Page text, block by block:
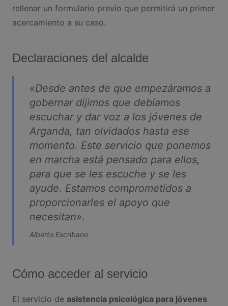
rellenar un formulario previo que permitirá un primer
acercamiento a su caso.
Declaraciones del alcalde
«Desde antes de que empezáramos a
gobernar dijimos que debíamos
escuchar y dar voz a los jóvenes de
Arganda, tan olvidados hasta ese
momento. Este servicio que ponemos
en marcha está pensado para ellos,
para que se les escuche y se les
ayude. Estamos comprometidos a
proporcionarles el apoyo que
necesitan».
Alberto Escribano
Cómo acceder al servicio
El servicio de asistencia psicológica para jóvenes